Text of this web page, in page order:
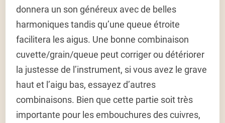
donnera un son généreux avec de belles
harmoniques tandis qu’une queue étroite
facilitera les aigus. Une bonne combinaison
cuvette/grain/queue peut corriger ou détériorer
la justesse de l’instrument, si vous avez le grave
haut et l’aigu bas, essayez d’autres
combinaisons. Bien que cette partie soit très
importante pour les embouchures des cuivres,